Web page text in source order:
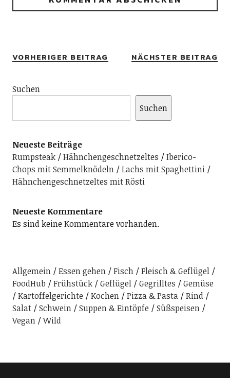
VORHERIGER BEITRAG NÄCHSTER BEITRAG
Suchen
Suchen
Neueste Beiträge
Rumpsteak
Hähnchengeschnetzeltes
Iberico-
Chops mit Semmelknödeln
Lachs mit Spaghettini
Hähnchengeschnetzeltes mit Rösti
Neueste Kommentare
Es sind keine Kommentare vorhanden.
Allgemein Essen gehen Fisch
Fleisch & Geflügel
FoodHub
Frühstück Geflügel Gegrilltes
Gemüse
Kartoffelgerichte
Kochen Pizza & Pasta
Rind
Salat
Schwein Suppen & Eintöpfe
Süßspeisen
Vegan
Wild